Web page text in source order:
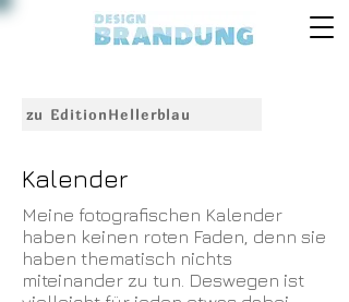
zu EditionHellerblau
Kalender
Meine fotografischen Kalender
haben keinen roten Faden, denn sie
haben thematisch nichts
miteinander zu tun. Deswegen ist